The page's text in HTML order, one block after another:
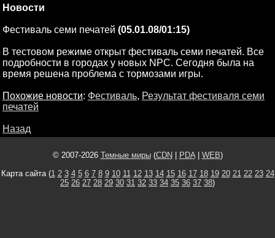
Новости
Фестиваль семи печатей (05.01.08/01:15)
В тестовом режиме открыт фестиваль семи печатей. Все
подробности в городах у новых NPC. Сегодня была на
время решена проблема с тормозами игры.
Похожие новости: Фестиваль, Результат фестиваля семи
печатей
Назад
© 2007-2026 Темные миры(CDN PDA| WEB)
Карта сайта (1 2 3 4 5 6 7 8 9 10 11 12 13 14 15 16 17 18 19 20 21 22 23 24
25 26 27 28 29 30 31 32 33 34 35 36 37 38)